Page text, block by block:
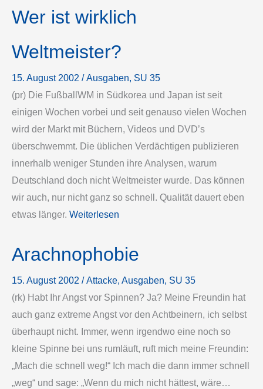
Wer ist wirklich
Weltmeister?
15. August 2002 /Ausgaben, SU 35
(pr) Die Fußball­WM in Südkorea und Japan ist seit
einigen Wochen vorbei und seit genauso vielen Wochen
wird der Markt mit Büchern, Videos und DVD’s
überschwemmt. Die üblichen Verdächtigen publizieren
innerhalb weniger Stunden ihre Analysen, warum
Deutschland doch nicht Weltmeister wurde. Das können
wir auch, nur nicht ganz so schnell. Qualität dauert eben
etwas länger. Weiterlesen
Arachnophobie
15. August 2002 /Attacke, Ausgaben, SU 35
(rk) Habt Ihr Angst vor Spinnen? Ja? Meine Freundin hat
auch ganz extreme Angst vor den Achtbeinern, ich selbst
überhaupt nicht. Immer, wenn irgendwo eine noch so
kleine Spinne bei uns rumläuft, ruft mich meine Freundin:
„Mach die schnell weg!“ Ich mach die dann immer schnell
„weg“ und sage: „Wenn du mich nicht hättest, wäre…